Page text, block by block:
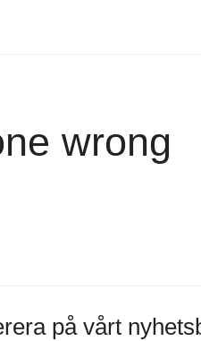
wrong
på vårt